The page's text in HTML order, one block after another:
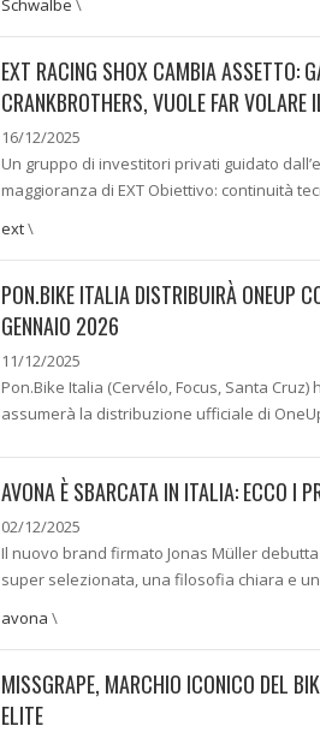
EXT RACING SHOX CAMBIA ASSETTO:
CRANKBROTHERS, VUOLE FAR
16/12/2025
Un gruppo di investitori privati guidato
maggioranza di EXT Obiettivo: continuità
ext\
PON.BIKE ITALIA DISTRIBUIRÀ ONEUP
GENNAIO 2026
11/12/2025
Pon.Bike Italia (Cervélo, Focus, Santa
assumerà la distribuzione ufficiale di
AVONA È SBARCATA IN ITALIA: ECCO I
02/12/2025
Il nuovo brand firmato Jonas Müller
super selezionata, una filosofia chiara e
avona \
MISSGRAPE, MARCHIO ICONICO DEL
ELITE